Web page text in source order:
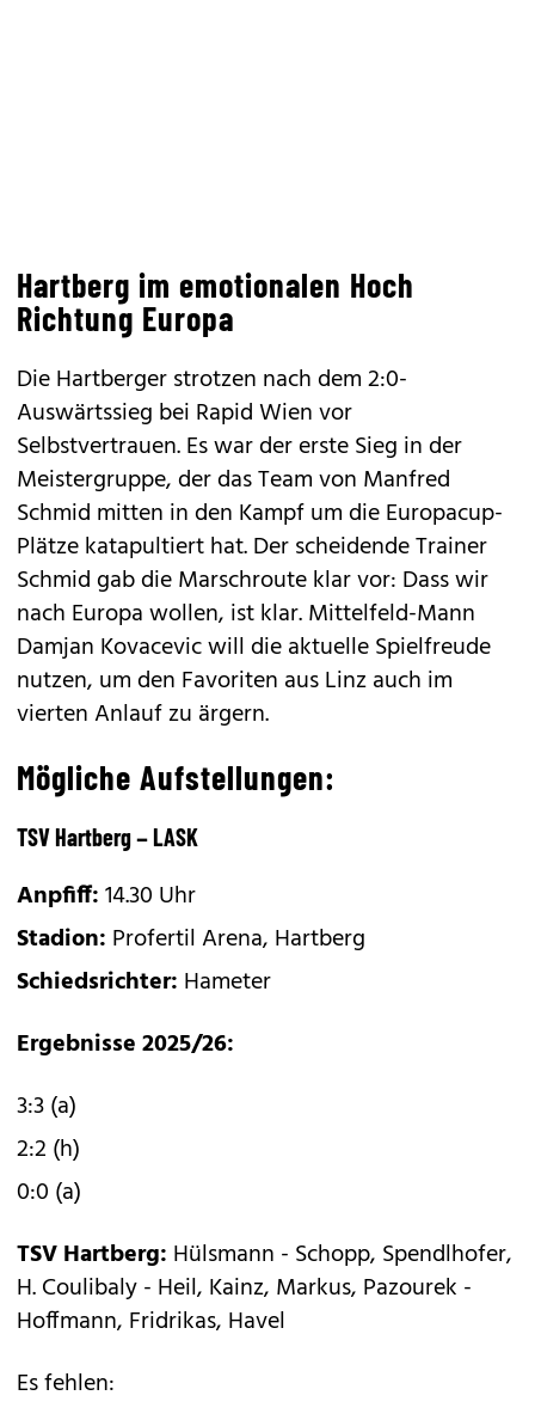
Hartberg im emotionalen Hoch
Richtung Europa
Die Hartberger strotzen nach dem 2:0-
Auswärtssieg bei Rapid Wien vor
Selbstvertrauen. Es war der erste Sieg in der
Meistergruppe, der das Team von Manfred
Schmid mitten in den Kampf um die Europacup-
Plätze katapultiert hat. Der scheidende Trainer
Schmid gab die Marschroute klar vor: Dass wir
nach Europa wollen, ist klar. Mittelfeld-Mann
Damjan Kovacevic will die aktuelle Spielfreude
nutzen, um den Favoriten aus Linz auch im
vierten Anlauf zu ärgern.
Mögliche Aufstellungen:
TSV Hartberg – LASK
Anpfiff:14.30 Uhr
Stadion: Profertil Arena, Hartberg
Schiedsrichter: Hameter
Ergebnisse 2025/26:
3:3 (a)
2:2 (h)
0:0 (a)
TSV Hartberg: Hülsmann - Schopp, Spendlhofer,
H. Coulibaly - Heil, Kainz, Markus, Pazourek -
Hoffmann, Fridrikas, Havel
Es fehlen: